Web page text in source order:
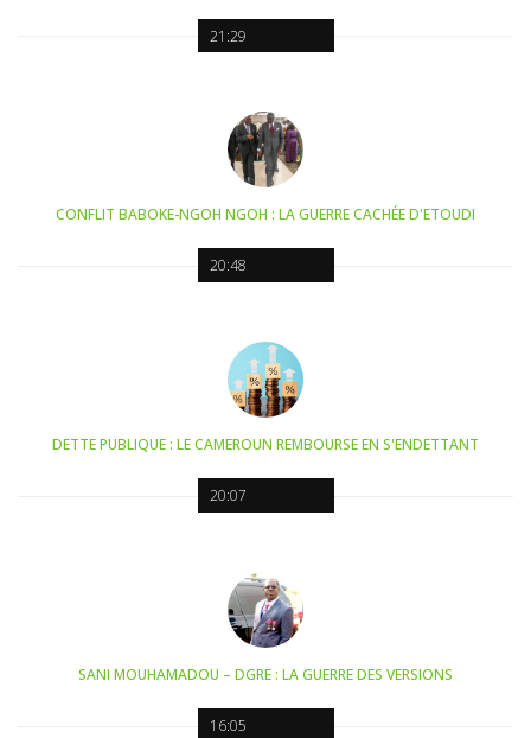
21:29
20:48
CONFLIT BABOKE-NGOH NGOH : LA GUERRE CACHÉE D'ETOUDI
20:07
DETTE PUBLIQUE : LE CAMEROUN REMBOURSE EN S'ENDETTANT
16:05
SANI MOUHAMADOU – DGRE : LA GUERRE DES VERSIONS